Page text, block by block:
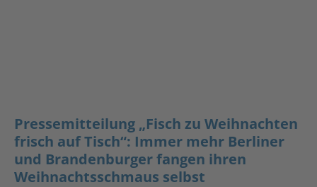
Pressemitteilung „Fisch zu Weihnachten
frisch auf Tisch“: Immer mehr Berliner
und Brandenburger fangen ihren
Weihnachtsschmaus selbst